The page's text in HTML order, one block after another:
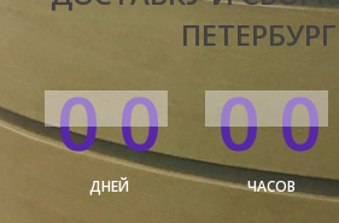
00 00
ДНЕЙ ЧАСОВ